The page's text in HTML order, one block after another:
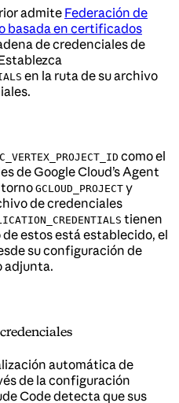
admite Federación de
basada en certificados
de credenciales de
en la ruta de su archivo
como el
de Google Cloud’s Agent
GCLOUD_PROJECT y
de credenciales
tienen
estos está establecido, el
su configuración de
adjunta.
automática de
de la configuración
Code detecta que sus